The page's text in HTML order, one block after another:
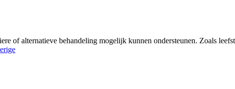
of alternatieve behandeling mogelijk kunnen ondersteunen. Zoals